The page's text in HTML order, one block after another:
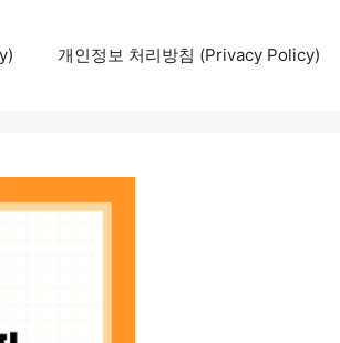
개인정보 처리방침 (Privacy Policy)